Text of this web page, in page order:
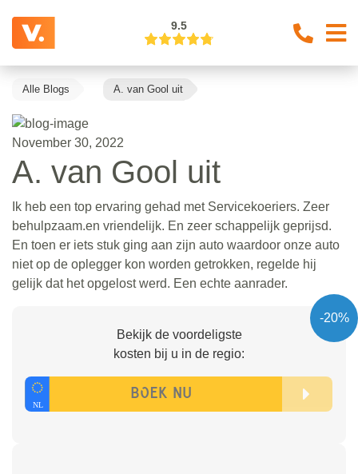
9.5
Alle Blogs A. van Gool uit
November 30, 2022
A. van Gool uit
Ik heb een top ervaring gehad met Servicekoeriers. Zeer
behulpzaam.en vriendelijk. En zeer schappelijk geprijsd.
En toen er iets stuk ging aan zijn auto waardoor onze auto
niet op de oplegger kon worden getrokken, regelde hij
gelijk dat het opgelost werd. Een echte aanrader.
-20%
Bekijk de voordeligste
kosten bij u in de regio: